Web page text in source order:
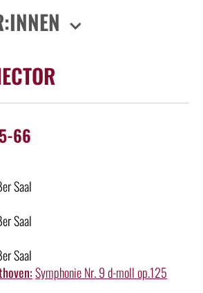
66
Saal
Saal
Saal
Symphonie Nr. 9 d-moll op.125